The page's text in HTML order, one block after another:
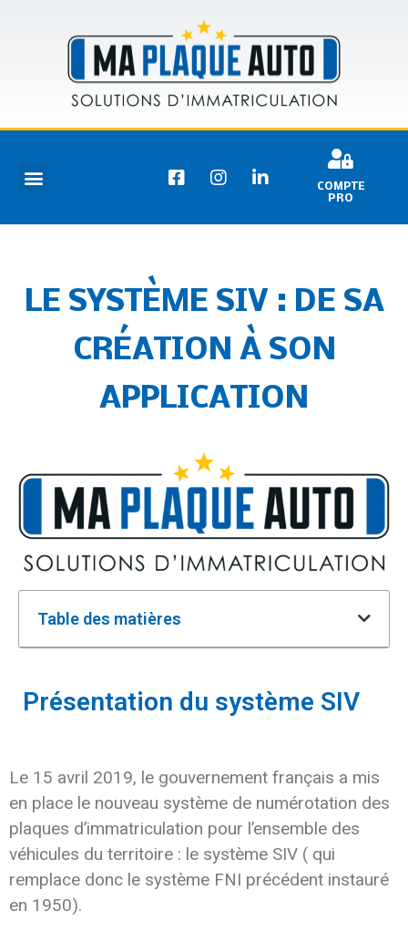
COMPTE
PRO
LE SYSTÈME SIV : DE SA
CRÉATION À SON
APPLICATION
Table des matières
Présentation du système SIV
Le 15 avril 2019, le gouvernement français a mis
en place le nouveau système de numérotation des
plaques d’immatriculation pour l’ensemble des
véhicules du territoire : le système SIV ( qui
remplace donc le système FNI précédent instauré
en 1950).